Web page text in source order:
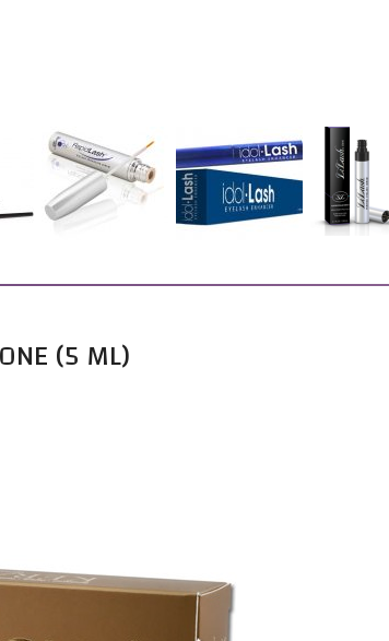
(5 ML)